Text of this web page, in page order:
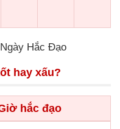
Ngày Hắc Đạo
hay xấu?
hắc đạo